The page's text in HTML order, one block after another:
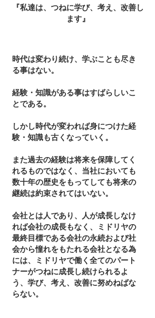
『私達は、つねに学び、考え、改善し
ます』
時代は変わり続け、学ぶことも尽き
る事はない。
経験・知識がある事はすばらしいこ
とである。
しかし時代が変われば身につけた経
験・知識も古くなっていく。
また過去の経験は将来を保障してく
れるものではなく、当社においても
数十年の歴史をもってしても将来の
継続は約束されてはいない。
会社とは人であり、人が成長しなけ
れば会社の成長もなく、ミドリヤの
最終目標である会社の永続および社
会から憧れをもたれる会社となる為
には、ミドリヤで働く全てのパート
ナーがつねに成長し続けられるよ
う、学び、考え、改善に努めねばな
らない。